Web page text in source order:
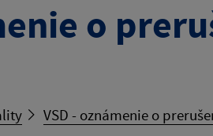
o
VSD - oznámenie o